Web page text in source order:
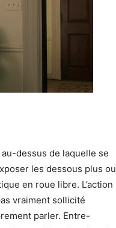
dessus de laquelle se
les dessous plus ou
en roue libre. L’action
vraiment sollicité
parler. Entre-